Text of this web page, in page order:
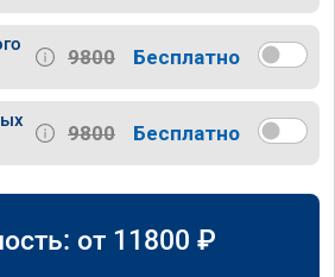
9800 Бесплатно
9800 Бесплатно
от 11800 ₽